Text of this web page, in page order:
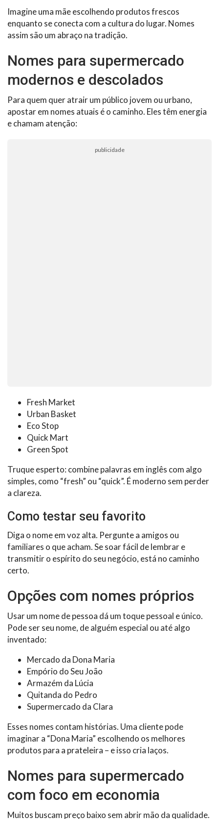
Imagine uma mãe escolhendo produtos frescos
enquanto se conecta com a cultura do lugar. Nomes
assim são um abraço na tradição.
Nomes para supermercado
modernos e descolados
Para quem quer atrair um público jovem ou urbano,
apostar em nomes atuais é o caminho. Eles têm energia
e chamam atenção:
publicidade
Fresh Market
Urban Basket
Eco Stop
Quick Mart
Green Spot
Truque esperto: combine palavras em inglês com algo
simples, como “fresh” ou “quick”. É moderno sem perder
a clareza.
Como testar seu favorito
Diga o nome em voz alta. Pergunte a amigos ou
familiares o que acham. Se soar fácil de lembrar e
transmitir o espírito do seu negócio, está no caminho
certo.
Opções com nomes próprios
Usar um nome de pessoa dá um toque pessoal e único.
Pode ser seu nome, de alguém especial ou até algo
inventado:
Mercado da Dona Maria
Empório do Seu João
Armazém da Lúcia
Quitanda do Pedro
Supermercado da Clara
Esses nomes contam histórias. Uma cliente pode
imaginar a “Dona Maria” escolhendo os melhores
produtos para a prateleira – e isso cria laços.
Nomes para supermercado
com foco em economia
Muitos buscam preço baixo sem abrir mão da qualidade.